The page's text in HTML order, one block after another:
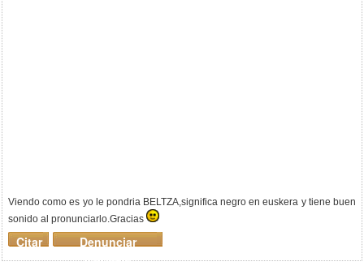
Viendo como es yo le pondria BELTZA,significa negro en euskera y tiene buen
sonido al pronunciarlo.Gracias
Denunciar
mensaje
Citar